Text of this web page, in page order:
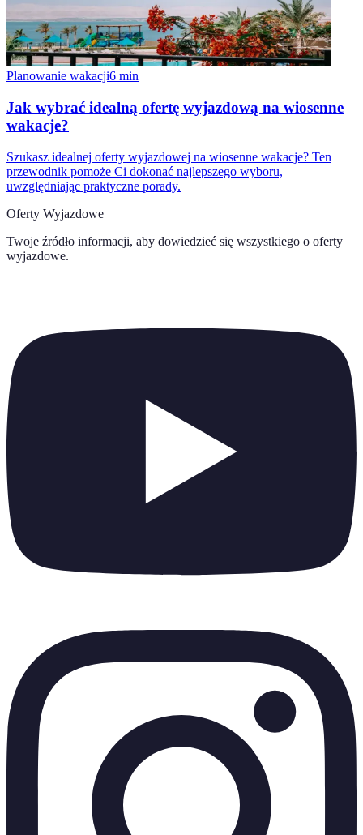
Planowanie wakacji6 min
Jak wybrać idealną ofertę wyjazdową na wiosenne
wakacje?
Szukasz idealnej oferty wyjazdowej na wiosenne wakacje? Ten
przewodnik pomoże Ci dokonać najlepszego wyboru,
uwzględniając praktyczne porady.
Oferty Wyjazdowe
Twoje źródło informacji, aby dowiedzieć się wszystkiego o oferty
wyjazdowe.